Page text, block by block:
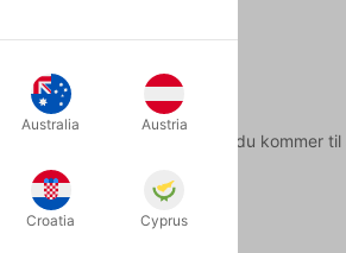
og sjov interaktion. Vi tror du kommer
Australia Austria
Croatia Cyprus